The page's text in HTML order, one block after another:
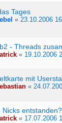
Tages
« 23.10.2006
- Threads
« 19.10.2006
mit
«
Nicks
« 17.07.2006